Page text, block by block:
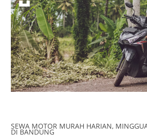
SEWA MOTOR MURAH HARIAN,
DI BANDUNG